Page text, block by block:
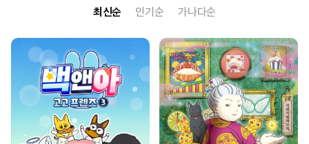
최신순 인기순 가나다순